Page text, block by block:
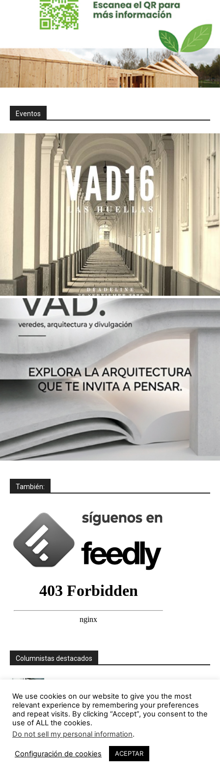
Eventos
También:
Columnistas destacados
121 Publicaciones 0 COMENTARIOS
http://cinearquitecturaciudad.blogspot.com.es/
Miquel Lacasta Codorniu
113 Publicaciones
https://axonometrica.wordpress.com/
We use cookies on our website to give you the most
relevant experience by remembering your preferences
and repeat visits. By clicking “Accept”, you consent to the
use of ALL the cookies.
Do not sell my personal information.
Configuración de cookies ACEPTAR